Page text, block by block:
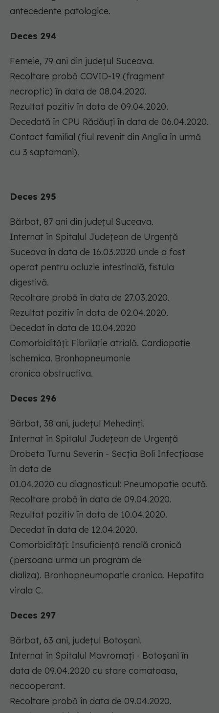
antecedente patologice.
Deces 294
Femeie, 79 ani din județul Suceava.
Recoltare probă COVID-19 (fragment
necroptic) în data de 08.04.2020.
Rezultat pozitiv în data de 09.04.2020.
Decedată în CPU Rădăuți în data de 06.04.2020.
Contact familial (fiul revenit din Anglia în urmă
cu 3 saptamani).
Deces 295
Bărbat, 87 ani din județul Suceava.
Internat în Spitalul Județean de Urgență
Suceava în data de 16.03.2020 unde a fost
operat pentru ocluzie intestinală, fistula
digestivă.
Recoltare probă în data de 27.03.2020.
Rezultat pozitiv în data de 02.04.2020.
Decedat în data de 10.04.2020
Comorbidități: Fibrilație atrială. Cardiopatie
ischemica. Bronhopneumonie
cronica obstructiva.
Deces 296
Bărbat, 38 ani, județul Mehedinți.
Internat în Spitalul Județean de Urgență
Drobeta Turnu Severin - Secția Boli Infecțioase
în data de
01.04.2020 cu diagnosticul: Pneumopatie acută.
Recoltare probă în data de 09.04.2020.
Rezultat pozitiv în data de 10.04.2020.
Decedat în data de 12.04.2020.
Comorbidități: Insuficiență renală cronică
(persoana urma un program de
dializa). Bronhopneumopatie cronica. Hepatita
virala C.
Deces 297
Bărbat, 63 ani, județul Botoșani.
Internat în Spitalul Mavromați - Botoșani în
data de 09.04.2020 cu stare comatoasa,
necooperant.
Recoltare probă în data de 09.04.2020.